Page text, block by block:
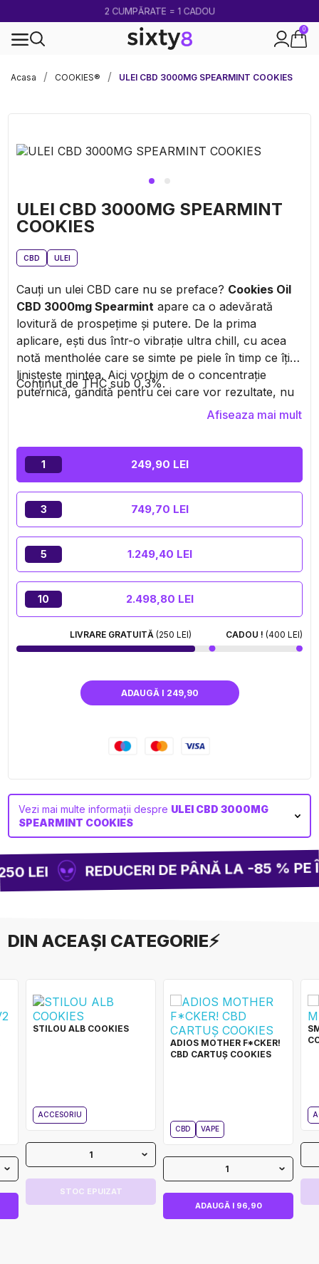
2 CUMPĂRATE = 1 CADOU
0
Acasa
COOKIES® ULEI CBD 3000MG SPEARMINT COOKIES
ULEI CBD 3000MG SPEARMINT
COOKIES
CBD ULEI
Cauți un ulei CBD care nu se preface? Cookies Oil
CBD 3000mg Spearmint apare ca o adevărată
lovitură de prospețime și putere. De la prima
aplicare, ești dus într-o vibrație ultra chill, cu acea
notă mentholée care se simte pe piele în timp ce îți
liniștește mintea. Aici vorbim de o concentrație
puternică, gândită pentru cei care vor rezultate, nu
doar să testeze. Semnat de legendara marcă
în modul relaxare după o zi grea sau cauți un
adevărat moment de eliberare, este aici să-ți readucă
echilibrul la nivelul potrivit prin masaj extern, fără
complicații.
Conținut de THC sub 0,3%.
Afiseaza mai mult
1 249,90 LEI
3 749,70 LEI
5 1.249,40 LEI
10 2.498,80 LEI
LIVRARE GRATUITĂ(250 LEI) CADOU ! (400 LEI)
ADAUGĂ I 249,90
Vezi mai multe informații despre ULEI CBD 3000MG
SPEARMINT COOKIES
LEI REDUCERI DE PÂNĂ LA -85 % PE
DIN ACEAȘI CATEGORIE⚡
STILOU ALB COOKIES
ACCESORIU
1
STOC EPUIZAT
ADIOS MOTHER F*CKER!
CBD CARTUȘ COOKIES
CBD VAPE
1
ADAUGĂ I 96,90